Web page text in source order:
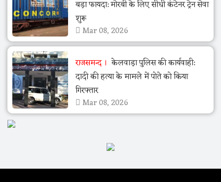
बड़ा फायदा: मोरबी के लिए सीधी कंटेनर ट्रेन सेवा
शुरू
Mar 08, 2026
राजसमन्द
केलवाड़ा पुलिस की कार्यवाही:
दादी की हत्या के मामले में पोते को किया
गिरफ्तार
Mar 08, 2026